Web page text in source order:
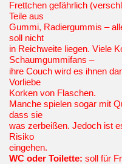
Frettchen gefährlich
Teile aus
Gummi, Radiergummis –
soll nicht
in Reichweite liegen. Viele
Schaumgummifans –
ihre Couch wird es ihnen
Vorliebe
Korken von Flaschen.
Manche spielen sogar mit
dass sie
was zerbeißen. Jedoch ist
Risiko
eingehen.
WC oder Toilette: soll für